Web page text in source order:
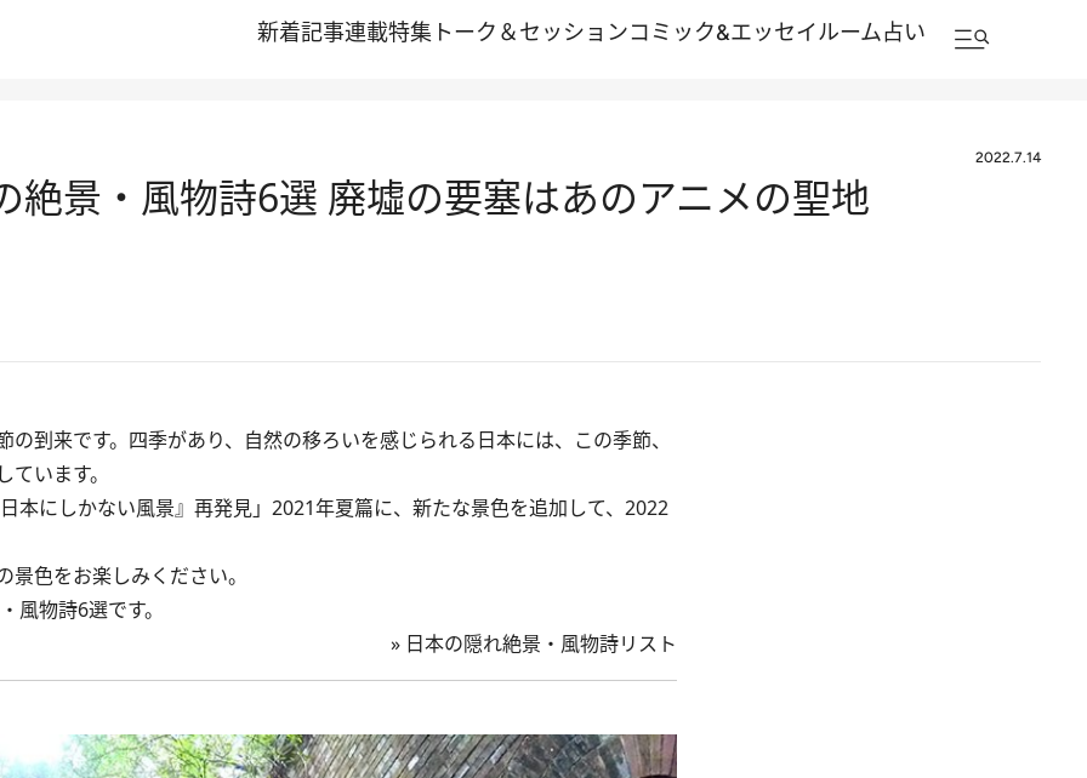
新着記事連載特集 トーク＆セッションコミック&エッセイルーム占い
2022.7.14
絶景・風物詩6選 廃墟の要塞はあのアニメの聖地
来です。四季があり、自然の移ろいを感じられる日本には、この季節、
います。
にしかない風景』再発見」2021年夏篇に、新たな景色を追加して、2022
色をお楽しみください。
物詩6選です。
» 日本の隠れ絶景・風物詩リスト